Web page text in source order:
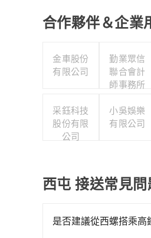
合作夥伴＆企業
金車股份
有限公司
勤業眾信
聯合會計
師事務所
采鈺科技
股份有限
公司
小吳娛樂
有限公司
西屯 接送常見
是否建議從西螺搭乘高